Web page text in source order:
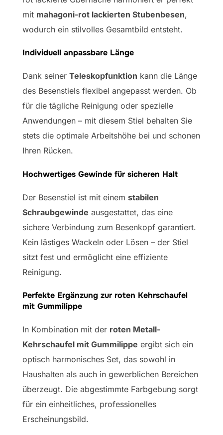
mit mahagoni-rot lackierten Stubenbesen,
wodurch ein stilvolles Gesamtbild entsteht.
Individuell anpassbare Länge
Dank seiner Teleskopfunktion kann die Länge
des Besenstiels flexibel angepasst werden. Ob
für die tägliche Reinigung oder spezielle
Anwendungen – mit diesem Stiel behalten Sie
stets die optimale Arbeitshöhe bei und schonen
Ihren Rücken.
Hochwertiges Gewinde für sicheren Halt
Der Besenstiel ist mit einem stabilen
Schraubgewinde ausgestattet, das eine
sichere Verbindung zum Besenkopf garantiert.
Kein lästiges Wackeln oder Lösen – der Stiel
sitzt fest und ermöglicht eine effiziente
Reinigung.
Perfekte Ergänzung zur roten Kehrschaufel
mit Gummilippe
In Kombination mit der roten Metall-
Kehrschaufel mit Gummilippe ergibt sich ein
optisch harmonisches Set, das sowohl in
Haushalten als auch in gewerblichen Bereichen
überzeugt. Die abgestimmte Farbgebung sorgt
für ein einheitliches, professionelles
Erscheinungsbild.